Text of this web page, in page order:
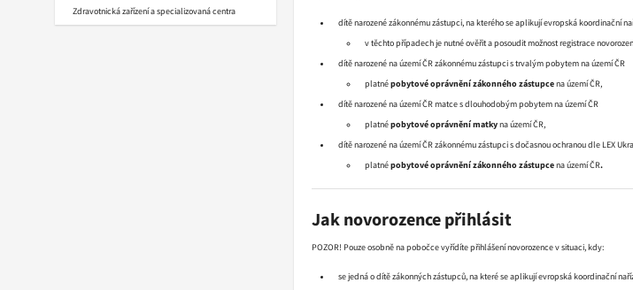
Zdravotnická zařízení a specializovaná centra
dítě narozené zákonnému zástupci, na kterého se aplikují evropská koordinační
v těchto případech je nutné ověřit a posoudit možnost registrace
dítě narozené na území ČR zákonnému zástupci s trvalým pobytem na území ČR
platnépobytové oprávnění zákonného zástupcena území ČR,
dítě narozené na území ČR matce s dlouhodobým pobytem na území ČR
platnépobytové oprávnění matkyna území ČR,
dítě narozené na území ČR zákonnému zástupci s dočasnou ochranou dle LEX
platnépobytové oprávnění zákonného zástupcena území ČR.
Jak novorozence přihlásit
POZOR! Pouze osobně na pobočce vyřídíte přihlášení novorozence v situaci, kdy:
se jedná o dítě zákonných zástupců, na které se aplikují evropská koordinační